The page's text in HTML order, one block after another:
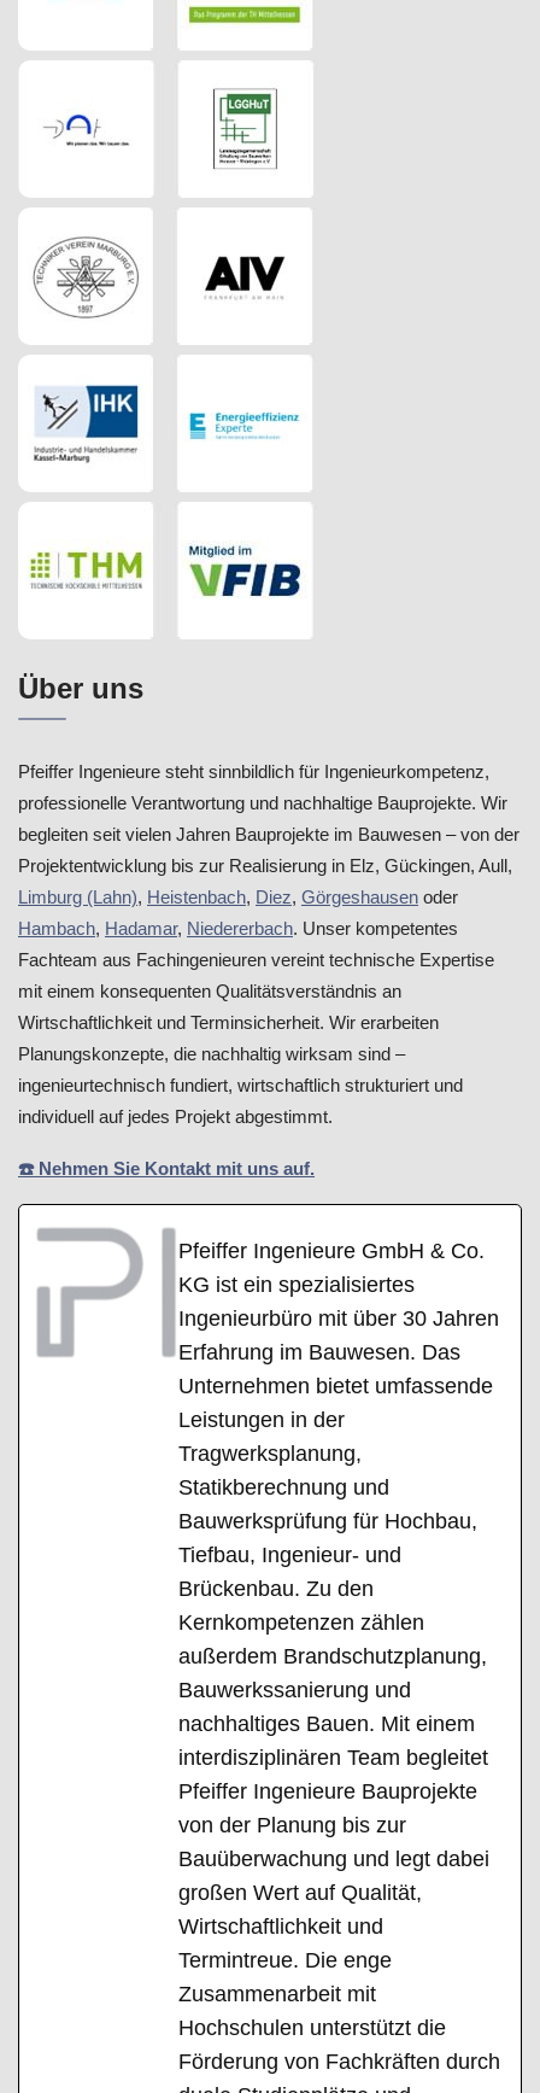
Über uns
Pfeiffer Ingenieure steht sinnbildlich für Ingenieurkompetenz,
professionelle Verantwortung und nachhaltige Bauprojekte. Wir
begleiten seit vielen Jahren Bauprojekte im Bauwesen – von der
Projektentwicklung bis zur Realisierung in Elz, Gückingen, Aull,
Limburg (Lahn), Heistenbach, Diez, Görgeshausen oder
Hambach, Hadamar, Niedererbach. Unser kompetentes
Fachteam aus Fachingenieuren vereint technische Expertise
mit einem konsequenten Qualitätsverständnis an
Wirtschaftlichkeit und Terminsicherheit. Wir erarbeiten
Planungskonzepte, die nachhaltig wirksam sind –
ingenieurtechnisch fundiert, wirtschaftlich strukturiert und
individuell auf jedes Projekt abgestimmt.
☎️ Nehmen Sie Kontakt mit uns auf.
Pfeiffer Ingenieure GmbH & Co.
KG ist ein spezialisiertes
Ingenieurbüro mit über 30 Jahren
Erfahrung im Bauwesen. Das
Unternehmen bietet umfassende
Leistungen in der
Tragwerksplanung,
Statikberechnung und
Bauwerksprüfung für Hochbau,
Tiefbau, Ingenieur- und
Brückenbau. Zu den
Kernkompetenzen zählen
außerdem Brandschutzplanung,
Bauwerkssanierung und
nachhaltiges Bauen. Mit einem
interdisziplinären Team begleitet
Pfeiffer Ingenieure Bauprojekte
von der Planung bis zur
Bauüberwachung und legt dabei
großen Wert auf Qualität,
Wirtschaftlichkeit und
Termintreue. Die enge
Zusammenarbeit mit
Hochschulen unterstützt die
Förderung von Fachkräften durch